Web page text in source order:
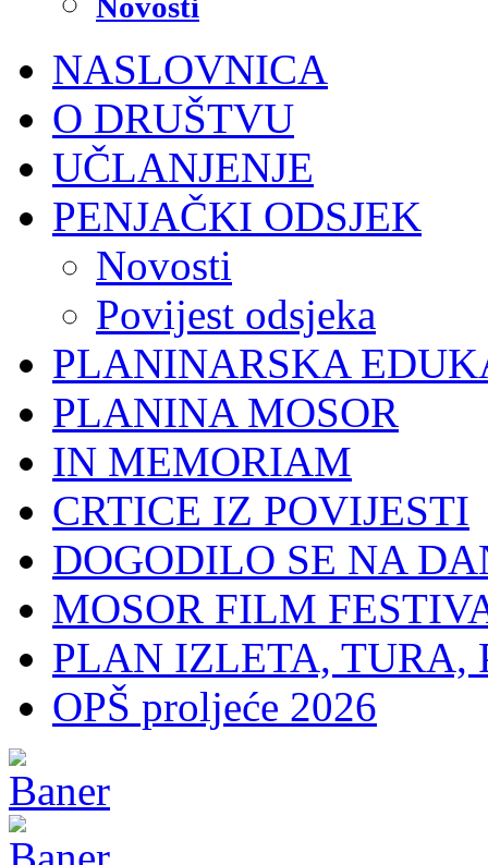
NASLOVNICA
O DRUŠTVU
UČLANJENJE
PENJAČKI ODSJEK
Novosti
Povijest odsjeka
PLANINARSKA
PLANINA MOSOR
IN MEMORIAM
CRTICE IZ POVIJESTI
DOGODILO SE NA
MOSOR FILM
PLAN IZLETA, TURA,
OPŠ proljeće 2026